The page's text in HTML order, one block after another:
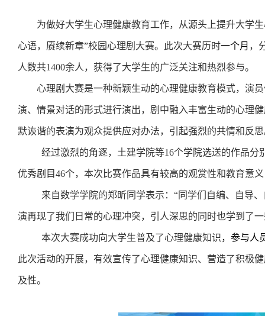
为做好大学生心理健康教育工作，从源头上提升大学
心语，赓续新章”校园心理剧大赛。此次大赛历时一个月 ，
人数共1400余人，获得了大学生的广泛关注和热烈参与。
心理剧大赛是一种新颖生动的心理健康教育模式，演
演、情景对话的形式进行演出，剧中融入丰富生动的心理
默诙谐的表演为观众提供应对办法，引起强烈的共情和反
经过激烈的角逐，土建学院等16个学院选送的作品分
优秀剧目46个，本次比赛作品具有较高的观赏性和教育意
来自数学学院的郑昕同学表示：“同学们自编、自导
演再现了我们日常的心理冲突，引人深思的同时也学到了
本次大赛成功向大学生普及了心理健康知识，参与人
此次活动的开展，有效宣传了心理健康知识、营造了积极
及性。